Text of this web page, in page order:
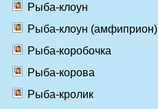
Рыба-клоун
Рыба-клоун (амфиприон)
Рыба-коробочка
Рыба-корова
Рыба-кролик